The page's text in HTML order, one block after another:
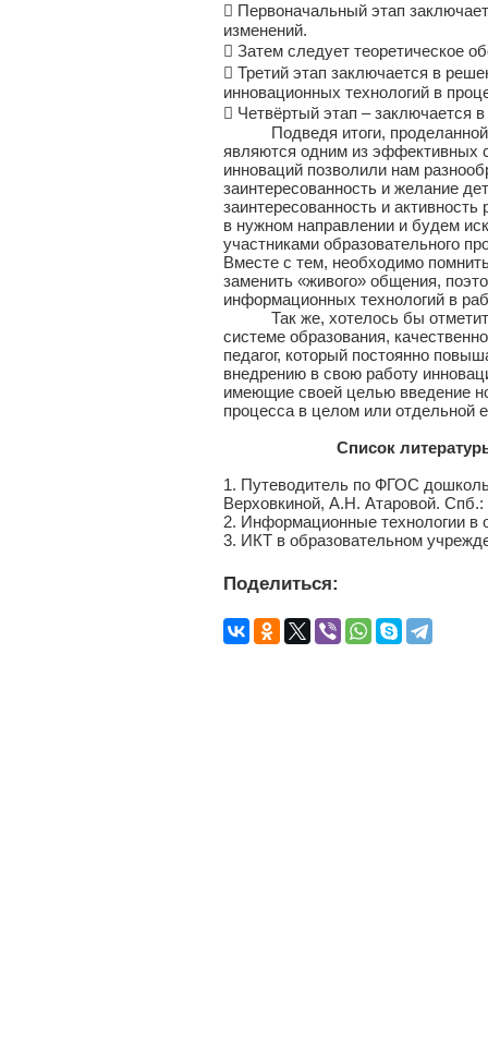
 Первоначальный этап
изменений.
 Затем следует теоретическое
 Третий этап заключается в
инновационных технологий в
 Четвёртый этап – заключается
Подведя итоги, проделанной
являются одним из эффективных
инноваций позволили нам
заинтересованность и желание
заинтересованность и активность
в нужном направлении и будем
участниками образовательного
Вместе с тем, необходимо
заменить «живого» общения,
информационных технологий в
Так же, хотелось бы отметить,
системе образования,
педагог, который постоянно
внедрению в свою работу
имеющие своей целью введение
процесса в целом или отдельной
Список
1. Путеводитель по ФГОС
Верховкиной, А.Н. Атаровой.
2. Информационные технологии в
3. ИКТ в образовательном
Поделиться: